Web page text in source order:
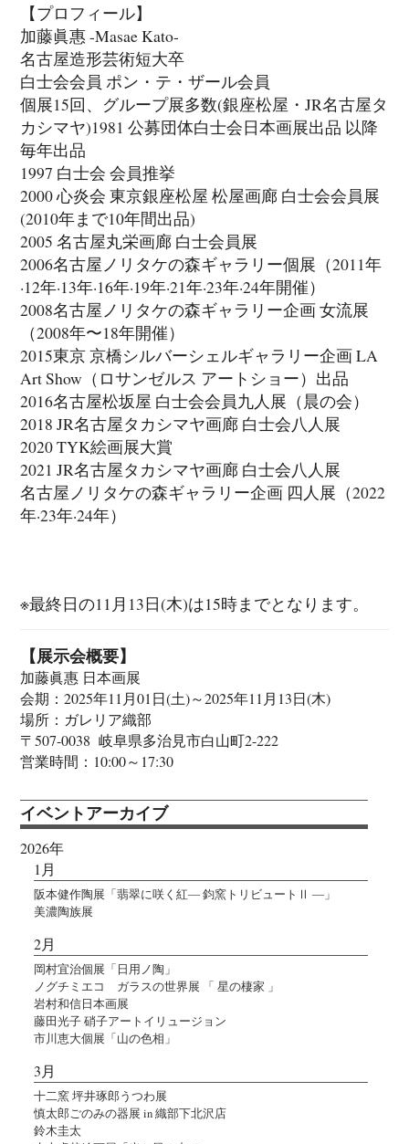
【プロフィール】
加藤眞惠 -Masae Kato-
名古屋造形芸術短大卒
白士会会員 ポン・テ・ザール会員
個展15回、グループ展多数(銀座松屋・JR名古屋タ
カシマヤ)1981 公募団体白士会日本画展出品 以降
毎年出品
1997 白士会 会員推挙
2000 心炎会 東京銀座松屋 松屋画廊 白士会会員展
(2010年まで10年間出品)
2005 名古屋丸栄画廊 白士会員展
2006名古屋ノリタケの森ギャラリー個展（2011年
·12年·13年·16年·19年·21年·23年·24年開催）
2008名古屋ノリタケの森ギャラリー企画 女流展
（2008年〜18年開催）
2015東京 京橋シルバーシェルギャラリー企画 LA
Art Show（ロサンゼルス アートショー）出品
2016名古屋松坂屋 白士会会員九人展（晨の会）
2018 JR名古屋タカシマヤ画廊 白士会八人展
2020 TYK絵画展大賞
2021 JR名古屋タカシマヤ画廊 白士会八人展
名古屋ノリタケの森ギャラリー企画 四人展（2022
年·23年·24年）
※最終日の11月13日(木)は15時までとなります。
【展示会概要】
加藤眞惠 日本画展
会期：2025年11月01日(土)～2025年11月13日(木)
場所：ガレリア織部
〒507-0038 岐阜県多治見市白山町2-222
営業時間：10:00～17:30
イベントアーカイブ
2026年
1月
阪本健作陶展「翡翠に咲く紅― 鈞窯トリビュートⅡ ―」
美濃陶族展
2月
岡村宜治個展「日用ノ陶」
ノグチミエコ ガラスの世界展 「 星の棲家 」
岩村和信日本画展
藤田光子 硝子アートイリュージョン
市川恵大個展「山の色相」
3月
十二窯 坪井琢郎うつわ展
慎太郎ごのみの器展 in 織部下北沢店
鈴木圭太